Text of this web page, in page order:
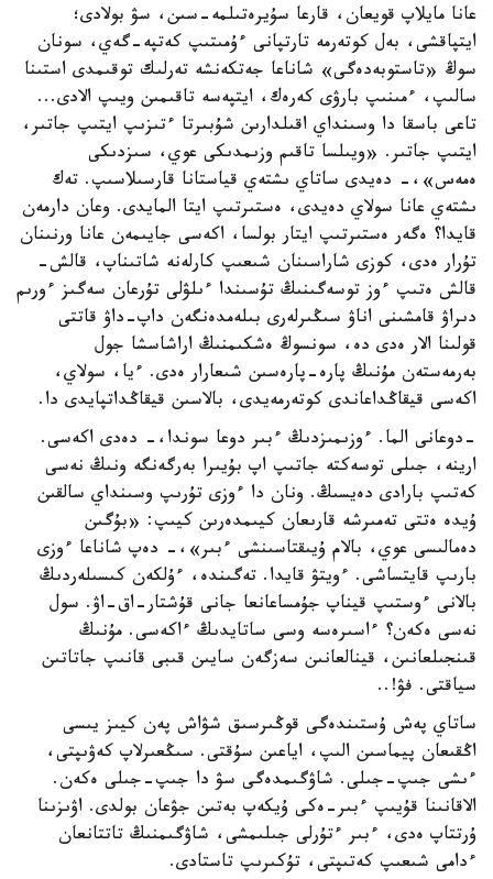
عانا مايلاپ قويعان، قارعا سۇيرەتىلمە-سىن، سۋ بولادى؛
ايتپاقشى، بەل كوتەرمە تارتپانى ءۇمىتىپ كەتپە-گەي، سونان
سوڭ «تاستوبەدەگى» شاناعا جەتكەنشە تەرلىك توقىمدى استىنا
سالىپ، ءمىنىپ بارۋى كەرەك، ايتپەسە تاقىمىن ويىپ الادى...
تاعى باسقا دا وسىنداي اقىلدارىن شۇبىرتا ءتىزىپ ايتىپ جاتىر،
ايتىپ جاتىر. «ويىلسا تاقىم وزىمدىكى عوي، سىزدىكى
ەمەس»،- دەيدى ساتاي ىشتەي قياستانا قارسىلاسىپ. تەك
ىشتەي عانا سولاي دەيدى، ەستىرتىپ ايتا المايدى. وعان دارمەن
قايدا؟ ەگەر ەستىرتىپ ايتار بولسا، اكەسى جايىمەن عانا ورنىنان
تۇرار ەدى، كوزى شاراسىنان شىعىپ كارلەنە شاتىناپ، قالش-
قالش ەتىپ ءوز توسەگىنىڭ تۇسىندا ءىلۋلى تۇرعان سەگىز ءورىم
دىراۋ قامشىنى اناۋ سىڭىرلەرى بىلەمدەنگەن داپ-داۋ قاتتى
قولىنا الار ەدى دە، سونسوڭ ەشكىمنىڭ اراشاسشا جول
بەرمەستەن مۇنىڭ پارە-پارەسىن شىعارار ەدى. ءيا، سولاي،
اكەسى قيقاڭداعاندى كوتەرمەيدى، بالاسىن قيقاڭداتپايدى دا.
-دوعانى الما. ءوزىمىزدىڭ ءبىر دوعا سوندا،- دەدى اكەسى.
ارينە، جىلى توسەكتە جاتىپ اپ بۇيىرا بەرگەنگە ونىڭ نەسى
كەتىپ بارادى دەيسىڭ. ونان دا ءوزى تۇرىپ وسىنداي سالقىن
ۇيدە ەتتى تەمىرشە قارىعان كيىمدەرىن كيىپ: «بۇگىن
دەمالىسى عوي، بالام ۇيىقتاسىنشى ءبىر»،- دەپ شاناعا ءوزى
بارىپ قايتساشى. ءويتۋ قايدا. تەگىندە، ءۇلكەن كىسىلەردىڭ
بالانى ءوستىپ قيناپ جۇمساعانعا جانى قۇشتار-اق-اۋ. سول
نەسى ەكەن؟ ءاسىرەسە وسى ساتايدىڭ ءاكەسى. مۇنىڭ
قىنجىلعانىن، قينالعانىن سەزگەن سايىن قىبى قانىپ جاتاتىن
سياقتى. فۋ!..
ساتاي پەش ۇستىندەگى قوڭىرسىق شۋاش پەن كيىز يىسى
اڭقىعان پيماسىن الىپ، اياعىن سۇقتى. سىڭعىرلاپ كەۋىپتى،
ءىشى جىپ-جىلى. شاۋگىمدەگى سۋ دا جىپ-جىلى ەكەن.
الاقانىنا قۇيىپ ءبىر-ەكى ۇيكەپ بەتىن جۋعان بولدى. اۋىزىنا
ۇرتتاپ ەدى، ءبىر ءتۇرلى جىلىمشى، شاۋگىمنىڭ تاتتانعان
ءدامى شىعىپ كەتىپتى، تۇكىرىپ تاستادى.